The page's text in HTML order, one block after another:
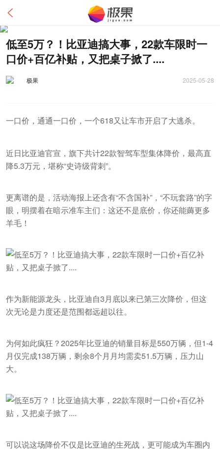
低至5万？！比亚迪搞大事，22款车限时一
口价+百亿补贴，又把桌子掀了....
极果 2025-05-28
一口价，通通一口价，一个618又让车市开启了大逃杀。
近日比亚迪官宣，旗下共计22款智驾车型集体降价，最高直
降5.3万元，堪称“史诗级背刺”。
更离谱的是，活动海报上还含有“不含国补”，“不玩套路”的字
眼，明摆着在暗示准车主们：这还不是底价，你还能薅更多
羊毛！
作为新能源龙头，比亚迪自3月底以来已第三次降价，但这
次无论是力度还是范围都远超以往。
为何如此疯狂？2025年比亚迪的销量目标是550万辆，但1-4
月仅完成138万辆，剩余8个月月均需卖51.5万辆，压力山
大。
可以说这场降价不仅是比亚迪的生死战，更可能成为车圈内